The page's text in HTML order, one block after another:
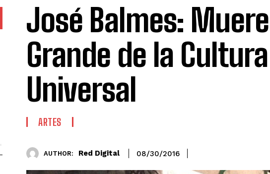
José Balmes:
Grande de la Cultura
Universal
ARTES
AUTHOR: Red Digital 08/30/2016